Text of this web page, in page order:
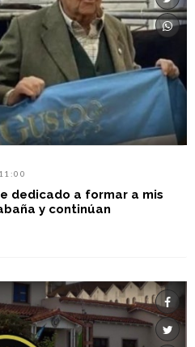
dedicado a formar a mis
y continúan